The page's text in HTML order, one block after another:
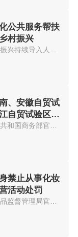
公共服务帮扶
村振兴
、安徽自贸试
自贸试验区扩
一周年
据中华人民共和国商务部官网消息...
禁止从事化妆
活动处罚
据福建省药品监督管理局官网消息...